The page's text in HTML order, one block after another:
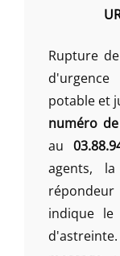
Rupture
potable et
numéro
au
agents,
indique